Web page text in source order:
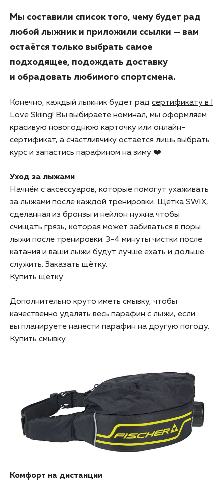
Мы составили список того, чему будет рад
любой лыжник и приложили ссылки — вам
остаётся только выбрать самое
подходящее, подождать доставку
и обрадовать любимого спортсмена.
Конечно, каждый лыжник будет рад сертификату в I
Love Skiing! Вы выбираете номинал, мы оформляем
красивую новогоднюю карточку или онлайн-
сертификат, а счастливчику остаётся лишь выбрать
курс и запастись парафином на зиму ❤️
Уход за лыжами
Начнём с аксессуаров, которые помогут ухаживать
за лыжами после каждой тренировки. Щётка SWIX,
сделанная из бронзы и нейлон нужна чтобы
счищать грязь, которая может забиваться в поры
лыжи после тренировки. 3-4 минуты чистки после
катания и ваши лыжи будут лучше ехать и дольше
служить. Заказать щётку.
Купить щётку
Дополнительно круто иметь смывку, чтобы
качественно удалять весь парафин с лыжи, если
вы планируете нанести парафин на другую погоду.
Купить смывку
Комфорт на дистанции